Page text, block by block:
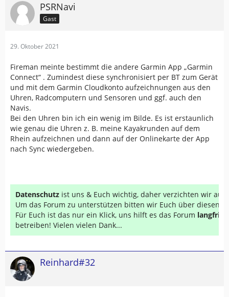
PSRNavi
Gast
29. Oktober 2021
Fireman meinte bestimmt die andere Garmin App „Garmin
Connect“ . Zumindest diese synchronisiert per BT zum Gerät
und mit dem Garmin Cloudkonto aufzeichnungen aus den
Uhren, Radcomputern und Sensoren und ggf. auch den
Navis.
Bei den Uhren bin ich ein wenig im Bilde. Es ist erstaunlich
wie genau die Uhren z. B. meine Kayakrunden auf dem
Rhein aufzeichnen und dann auf der Onlinekarte der App
nach Sync wiedergeben.
Datenschutz ist uns & Euch wichtig, daher verzichten wir auf
Um das Forum zu unterstützen bitten wir Euch über diesen
Für Euch ist das nur ein Klick, uns hilft es das Forum
betreiben! Vielen vielen Dank...
Reinhard#32